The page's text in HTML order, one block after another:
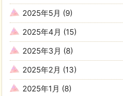
2025年5月 (9)
2025年4月 (15)
2025年3月 (8)
2025年2月 (13)
2025年1月 (8)